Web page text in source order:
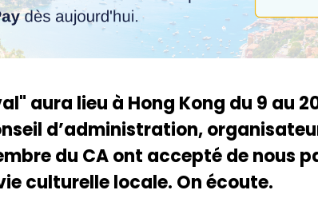
aura lieu à Hong Kong du 9 au
d’administration,
du CA ont accepté de nous
culturelle locale. On écoute.